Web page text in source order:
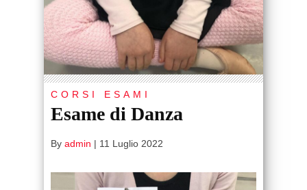
CORSI ESAMI
Esame di Danza
By admin | 11 Luglio 2022